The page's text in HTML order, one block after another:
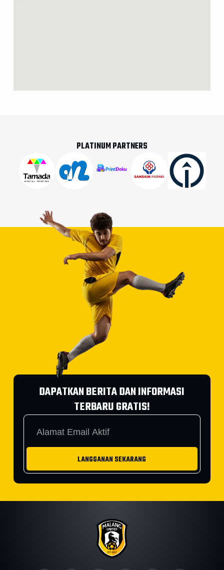
PLATINUM PARTNERS
DAPATKAN BERITA DAN INFORMASI
TERBARU GRATIS!
LANGGANAN SEKARANG